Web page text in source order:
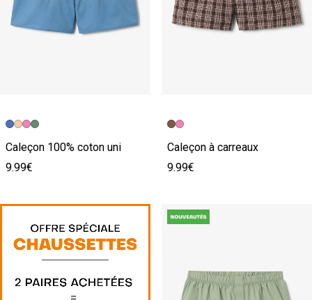
Caleçon 100% coton uni
9.99€
Caleçon à carreaux
9.99€